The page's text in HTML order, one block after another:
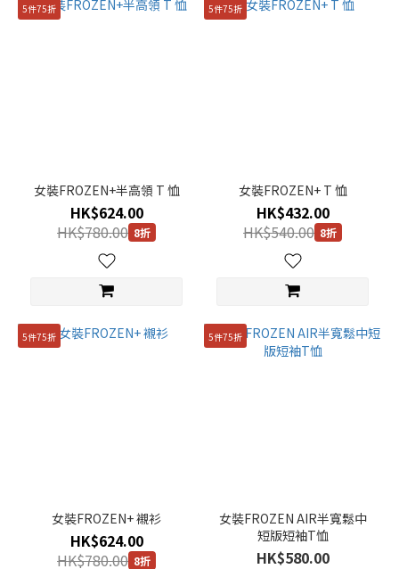
5件75折
女裝FROZEN+半高領 T 恤
HK$624.00
HK$780.00 8折
5件75折
女裝FROZEN+ T 恤
HK$432.00
HK$540.00 8折
5件75折
女裝FROZEN+ 襯衫
HK$624.00
HK$780.00 8折
5件75折
女裝FROZEN AIR半寬鬆中
短版短袖T恤
HK$580.00